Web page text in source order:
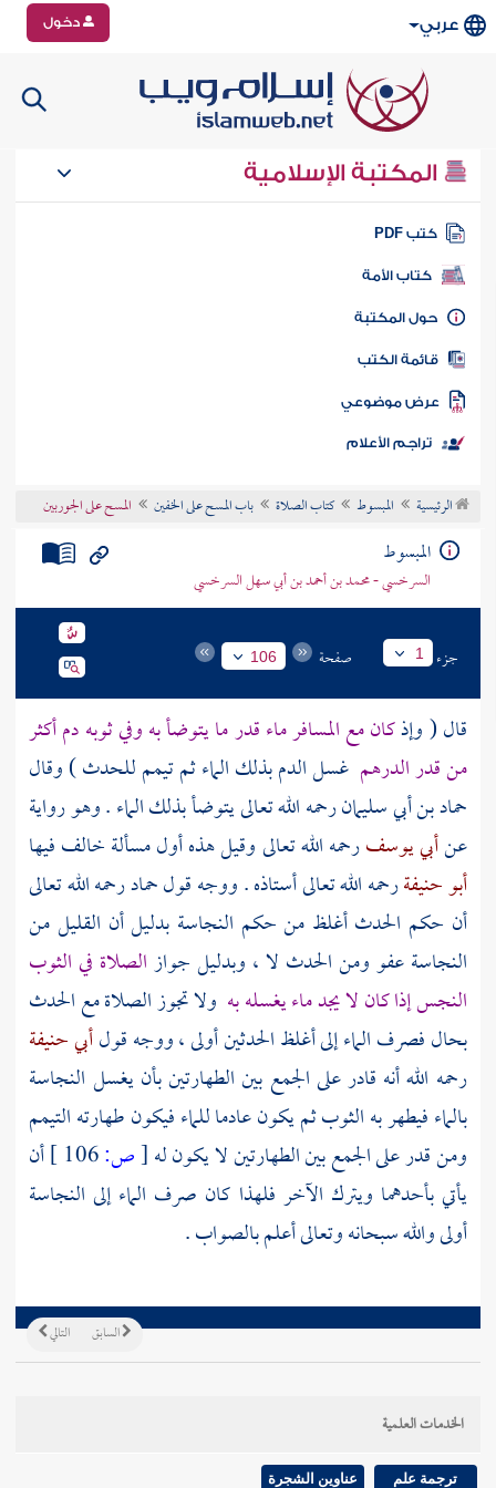
عربي دخول
المكتبة الإسلامية
كتب PDF
كتاب الأمة
المكتبة
الكتب
موضوعي
تراجم الأعلام
الرئيسية المبسوط كتاب الصلاة باب المسح على الخفين المسح على الجوربين
المبسوط
السرخسي - محمد بن أحمد بن أبي سهل السرخسي
جزء 1 صفحة 106
قال ( وإذكان مع المسافر ماء قدر ما يتوضأ به وفي ثوبه دم أكثر
من قدر الدرهم غسل الدم بذلك الماء ثم تيمم للحدث ) وقال
حماد بن أبي سليمانرحمه الله تعالى يتوضأ بذلك الماء . وهو رواية
عنأبي يوسفرحمه الله تعالى وقيل هذه أول مسألة خالف فيها
أبو حنيفةرحمه الله تعالى أستاذه . ووجه قولحمادرحمه الله تعالى
أن حكم الحدث أغلظ من حكم النجاسة بدليل أن القليل من
النجاسة عفو ومن الحدث لا ، وبدليل جوازالصلاة في الثوب
النجس إذا كان لا يجد ماء يغسله به ولا تجوز الصلاة مع الحدث
بحال فصرف الماء إلى أغلظ الحدثين أولى ، ووجه قولأبي حنيفة
رحمه الله أنه قادر على الجمع بين الطهارتين بأن يغسل النجاسة
بالماء فيطهر به الثوب ثم يكون عادما للماء فيكون طهارته التيمم
ومن قدر على الجمع بين الطهارتين لا يكون له[ص:
أن
يأتي بأحدهما ويترك الآخر فلهذا كان صرف الماء إلى النجاسة
أولى والله سبحانه وتعالى أعلم بالصواب .
التالي السابق
الخدمات العلمية
ترجمة علم عناوين الشجرة